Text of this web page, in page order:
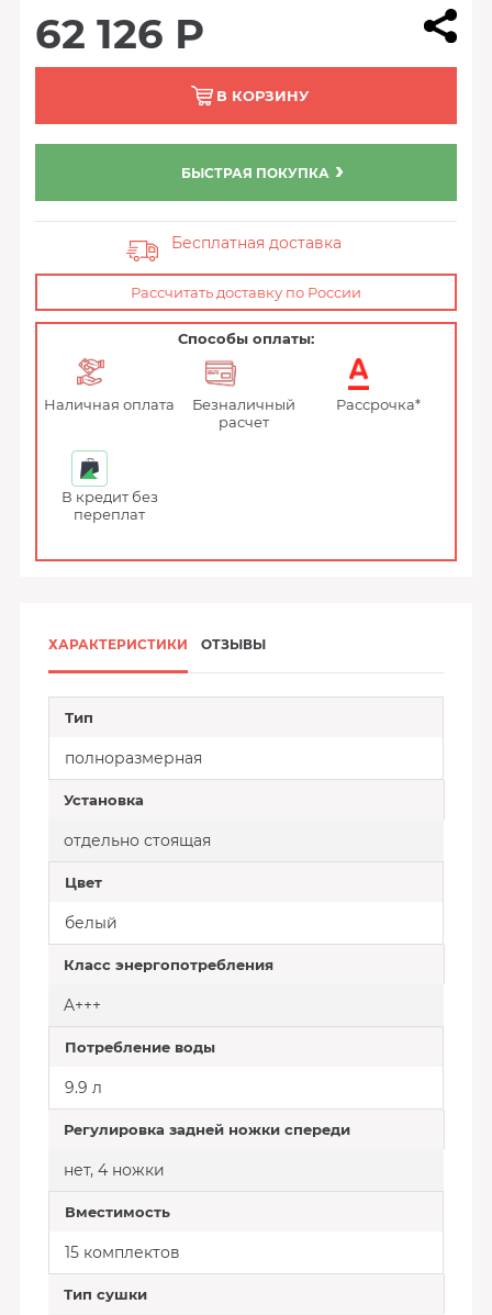
62 126 Р
В КОРЗИНУ
БЫСТРАЯ ПОКУПКА
Бесплатная доставка
Рассчитать доставку по России
Способы оплаты:
Наличная оплата
Безналичный
расчет
Рассрочка*
В кредит без
переплат
ХАРАКТЕРИСТИКИ ОТЗЫВЫ
Тип
полноразмерная
Установка
отдельно стоящая
Цвет
белый
Класс энергопотребления
A+++
Потребление воды
9.9 л
Регулировка задней ножки спереди
нет, 4 ножки
Вместимость
15 комплектов
Тип сушки